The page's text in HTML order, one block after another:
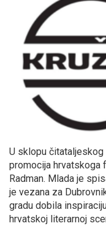
U sklopu
promocija hrvatskoga
Radman. Mlada je
je vezana za
gradu dobila
hrvatskoj literarnoj